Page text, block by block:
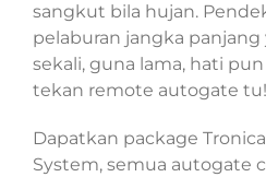
sangkut bila hujan.
pelaburan jangka
sekali, guna lama, hati
tekan remote autogate tu!
Dapatkan package
System, semua autogate